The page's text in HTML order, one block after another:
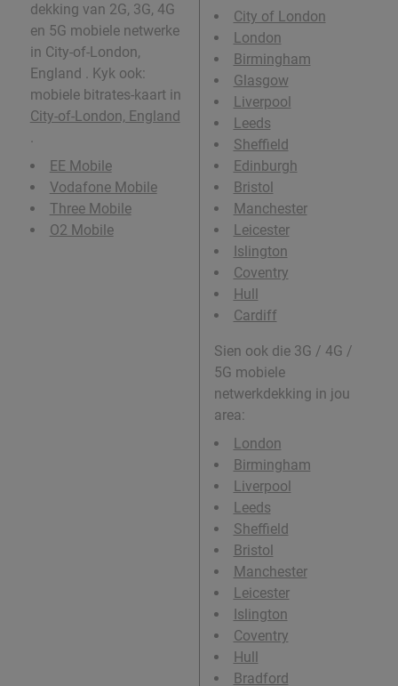
dekking van 2G, 3G, 4G
en 5G mobiele netwerke
in City-of-London,
England . Kyk ook:
mobiele bitrates-kaart in
City-of-London, England
.
EE Mobile
Vodafone Mobile
Three Mobile
O2 Mobile
City of London
London
Birmingham
Glasgow
Liverpool
Leeds
Sheffield
Edinburgh
Bristol
Manchester
Leicester
Islington
Coventry
Hull
Cardiff
Sien ook die 3G / 4G /
5G mobiele
netwerkdekking in jou
area:
London
Birmingham
Liverpool
Leeds
Sheffield
Bristol
Manchester
Leicester
Islington
Coventry
Hull
Bradford